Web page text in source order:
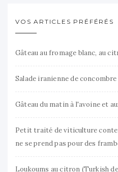
VOS ARTICLES PRÉFÉRÉS
Gâteau au fromage blanc, au
Salade iranienne de
Gâteau du matin à l'avoine et
Petit traité de viticulture
ne se prend pas pour des
Loukoums au citron (Turkish